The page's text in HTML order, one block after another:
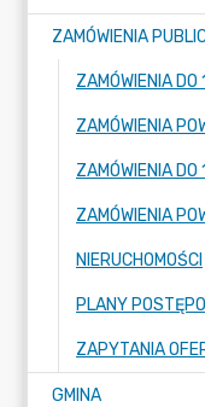
ZAMÓWIENIA
ZAMÓWIENIA
ZAMÓWIENIA
NIERUCHOMOŚCI
PLANY
ZAPYTANIA
GMINA